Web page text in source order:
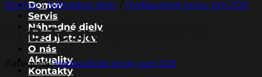
Domov
Servis
Náhradné diely
Predaj strojov
O nás
Aktuality
Kontakty
Domov / Náhradné diely / Hydraulické prvky pre JCB
JCB Tesnenie ventilu
Kategória:Hydraulické prvky pre JCB